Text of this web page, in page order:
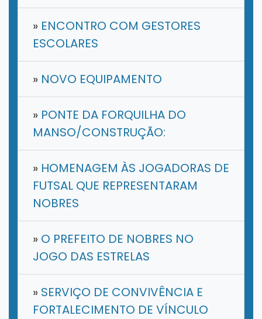
» ENCONTRO COM GESTORES
ESCOLARES
» NOVO EQUIPAMENTO
» PONTE DA FORQUILHA DO
MANSO/CONSTRUÇÃO:
» HOMENAGEM ÀS JOGADORAS DE
FUTSAL QUE REPRESENTARAM
NOBRES
» O PREFEITO DE NOBRES NO
JOGO DAS ESTRELAS
» SERVIÇO DE CONVIVÊNCIA E
FORTALECIMENTO DE VÍNCULO